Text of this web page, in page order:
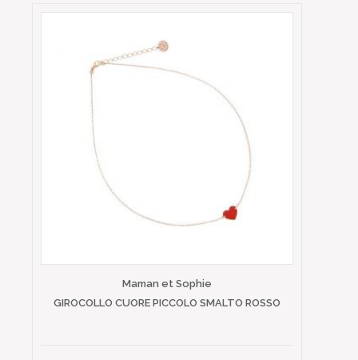
Maman et Sophie
GIROCOLLO CUORE PICCOLO SMALTO ROSSO